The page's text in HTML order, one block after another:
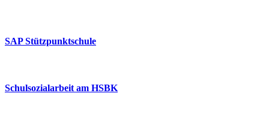
SAP Stützpunktschule
Schulsozialarbeit am HSBK